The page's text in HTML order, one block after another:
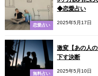
恋愛占い
◆恋愛占い
2025年5月17日
無料占い
激変【あの人
下す決断
2025年5月10日